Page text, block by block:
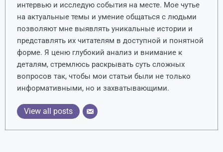
интервью и исследую события на месте. Мое чутье
на актуальные темы и умение общаться с людьми
позволяют мне выявлять уникальные истории и
представлять их читателям в доступной и понятной
форме. Я ценю глубокий анализ и внимание к
деталям, стремлюсь раскрывать суть сложных
вопросов так, чтобы мои статьи были не только
информативными, но и захватывающими.
View all posts